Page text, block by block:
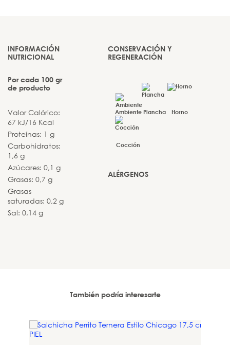
INFORMACIÓN
NUTRICIONAL
Por cada 100 gr
de producto
Valor Calórico:
67 kJ/16 Kcal
Proteínas: 1 g
Carbohidratos:
1,6 g
Azúcares: 0,1 g
Grasas: 0,7 g
Grasas
saturadas: 0,2 g
Sal: 0,14 g
CONSERVACIÓN Y
REGENERACIÓN
Ambiente Plancha Horno
Cocción
ALÉRGENOS
También podría interesarte